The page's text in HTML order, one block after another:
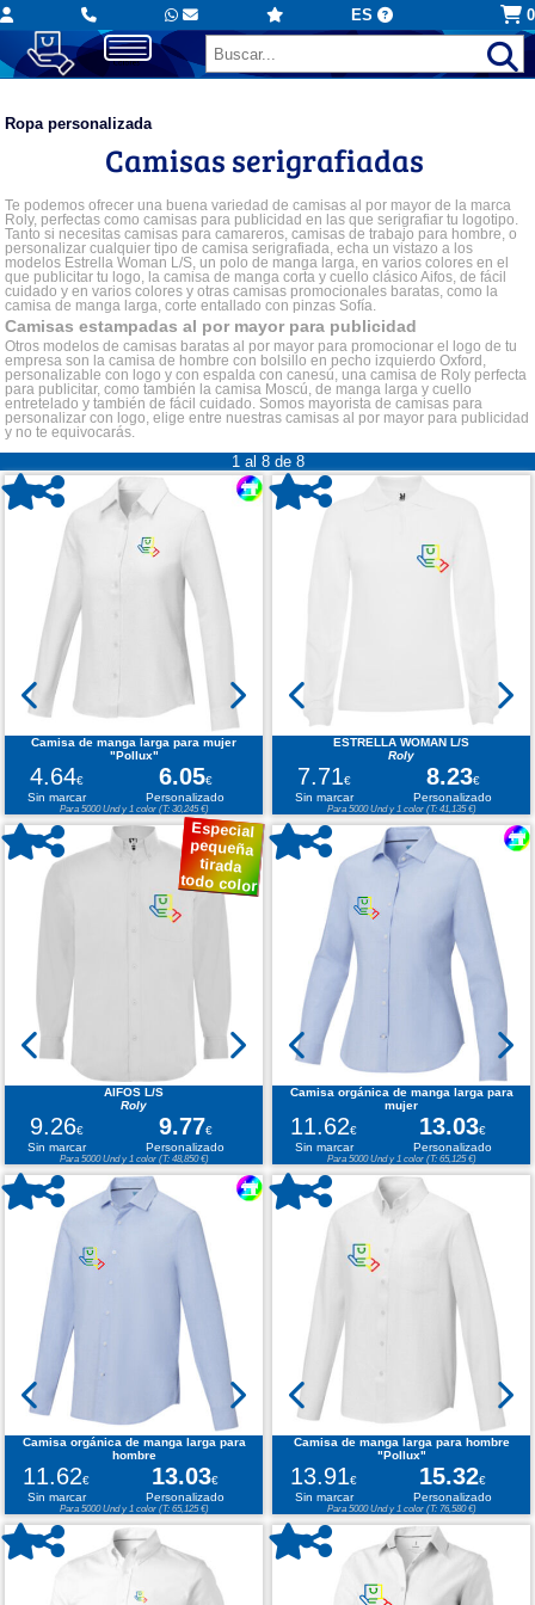
ES 0
Ropa personalizada
Camisas serigrafiadas
Te podemos ofrecer una buena variedad de camisas al por mayor de la marca
Roly, perfectas como camisas para publicidad en las que serigrafiar tu logotipo.
Tanto si necesitas camisas para camareros, camisas de trabajo para hombre, o
personalizar cualquier tipo de camisa serigrafiada, echa un vistazo a los
modelos Estrella Woman L/S, un polo de manga larga, en varios colores en el
que publicitar tu logo, la camisa de manga corta y cuello clásico Aifos, de fácil
cuidado y en varios colores y otras camisas promocionales baratas, como la
camisa de manga larga, corte entallado con pinzas Sofía.
Camisas estampadas al por mayor para publicidad
Otros modelos de camisas baratas al por mayor para promocionar el logo de tu
empresa son la camisa de hombre con bolsillo en pecho izquierdo Oxford,
personalizable con logo y con espalda con canesú, una camisa de Roly perfecta
para publicitar, como también la camisa Moscú, de manga larga y cuello
entretelado y también de fácil cuidado. Somos mayorista de camisas para
personalizar con logo, elige entre nuestras camisas al por mayor para publicidad
y no te equivocarás.
1 al 8 de 8
Camisa de manga larga para mujer
"Pollux"
4.64€ 6.05€
Sin marcar
Personalizado
Para 5000 Und y 1 color (T: 30,245 €)
ESTRELLA WOMAN L/S
Roly
7.71€ 8.23€
Sin marcar
Personalizado
Para 5000 Und y 1 color (T: 41,135 €)
Especial
pequeña
tirada
todo color
AIFOS L/S
Roly
9.26€ 9.77€
Sin marcar
Personalizado
Para 5000 Und y 1 color (T: 48,850 €)
Camisa orgánica de manga larga para
mujer
11.62€ 13.03€
Sin marcar
Personalizado
Para 5000 Und y 1 color (T: 65,125 €)
Camisa orgánica de manga larga para
hombre
11.62€ 13.03€
Sin marcar
Personalizado
Para 5000 Und y 1 color (T: 65,125 €)
Camisa de manga larga para hombre
"Pollux"
13.91€ 15.32€
Sin marcar
Personalizado
Para 5000 Und y 1 color (T: 76,580 €)